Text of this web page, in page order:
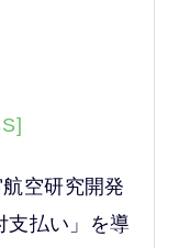
空研究開発
支払い」を導